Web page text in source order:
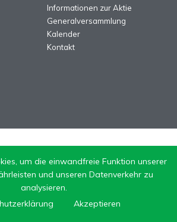
Informationen zur Aktie
Generalversammlung
Kalender
Kontakt
um die einwandfreie Funktion unserer
und unseren Datenverkehr zu
analysieren.
Akzeptieren